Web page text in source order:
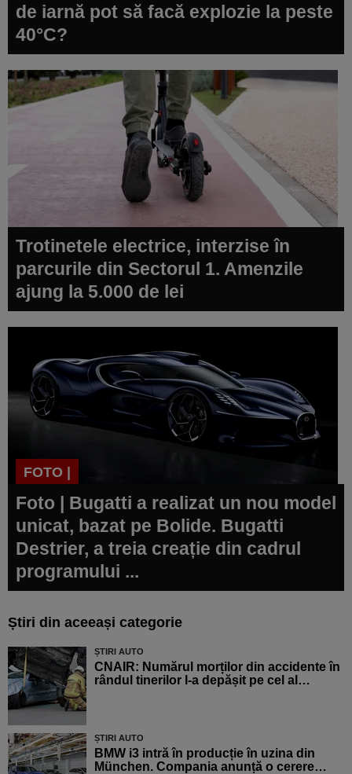
de iarnă pot să facă explozie la peste
40°C?
Trotinetele electrice, interzise în
parcurile din Sectorul 1. Amenzile
ajung la 5.000 de lei
FOTO |
Foto | Bugatti a realizat un nou model
unicat, bazat pe Bolide. Bugatti
Destrier, a treia creație din cadrul
programului ...
Știri din aceeași categorie
ȘTIRI AUTO
CNAIR: Numărul morților din accidente în
rândul tinerilor l-a depășit pe cel al…
ȘTIRI AUTO
BMW i3 intră în producție în uzina din
München. Compania anunță o cerere…